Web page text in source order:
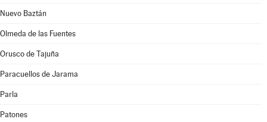
Nuevo Baztán
Olmeda de las Fuentes
Orusco de Tajuña
Paracuellos de Jarama
Parla
Patones